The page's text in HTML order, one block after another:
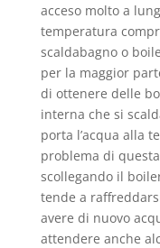
acceso molto a
temperatura
scaldabagno o
per la maggior
di ottenere delle
interna che si
porta l’acqua alla
problema di
scollegando il
tende a
avere di nuovo
attendere anche